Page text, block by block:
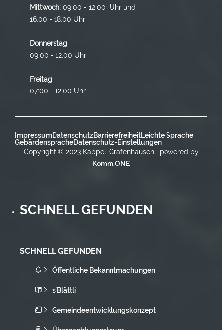
Mittwoch: 09:00 - 12:00 Uhr und
16.00 - 18.00 Uhr
Donnerstag
09:00 - 12:00 Uhr
Freitag
07:00 - 12:00 Uhr
ImpressumDatenschutzBarrierefreiheitLeichte Sprache
GebärdenspracheDatenschutz-Einstellungen
Copyright © 2023 Kappel-Grafenhausen | powered by
Komm.ONE
SCHNELL GEFUNDEN
SCHNELL GEFUNDEN
Öffentliche Bekanntmachungen
s`Blättli
Gemeindeentwicklungskonzept